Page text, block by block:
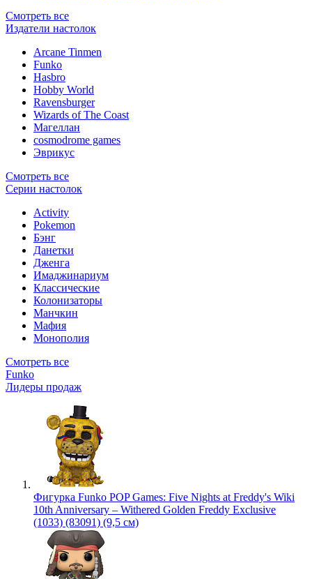
Смотреть все
Издатели настолок
Arcane Tinmen
Funko
Hasbro
Hobby World
Ravensburger
Wizards of The Coast
Магеллан
сosmodrome games
Эврикус
Смотреть все
Серии настолок
Activity
Pokemon
Бэнг
Данетки
Дженга
Имаджинариум
Классические
Колонизаторы
Манчкин
Мафия
Монополия
Смотреть все
Funko
Лидеры продаж
Фигурка Funko POP Games: Five Nights at Freddy's Wiki
10th Anniversary – Withered Golden Freddy Exclusive
(1033) (83091) (9,5 см)